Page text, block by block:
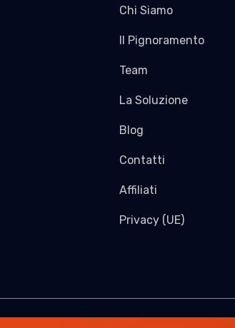
Chi Siamo
Il Pignoramento
Team
La Soluzione
Blog
Contatti
Affiliati
Privacy (UE)